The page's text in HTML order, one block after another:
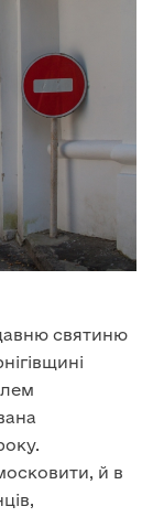
святиню
й в